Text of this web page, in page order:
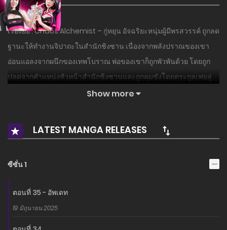
เรื่องย่อ : Chaos Alchemist – กู่หยุน อัจฉริยะหนุ่มผู้มีพรสวรรค์ ถูกลด
ฐานะให้ทำงานจิปาถะในสำนักชิงซาน เนื่องจากพลังปราณของเขา
อ่อนแอลงจากผนึกของเทพโบราณ พ่อของเขาก็ถูกพัวพันด้วย โดยถูก
ปลดจากตำแหน่งหัวหน้าสำนักชิงซานและถูกคุมขังโดยตระกูลเฟยลู่
อริ ในเวลานี้ กู่หยุนได้ค้นพบความลับที่ซ่อนอยู่ในร่างกายของเขา และ
อ่านเรื่องนี้ก่อนใครได้ที่ MANGA-LC.NET เท่านั้น!
Show more
LATEST MANGA RELEASES
ซีซั่น 1
ตอนที่ 35 - อัพเดท
19 มิถุนายน 2025